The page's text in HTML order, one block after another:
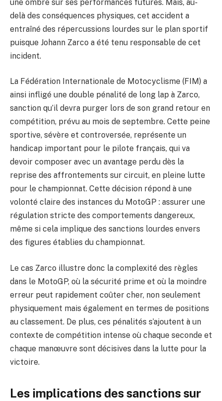
une ombre sur ses performances futures. Mais, au-
delà des conséquences physiques, cet accident a
entraîné des répercussions lourdes sur le plan sportif
puisque Johann Zarco a été tenu responsable de cet
incident.
La Fédération Internationale de Motocyclisme (FIM) a
ainsi infligé une double pénalité de long lap à Zarco,
sanction qu’il devra purger lors de son grand retour en
compétition, prévu au mois de septembre. Cette peine
sportive, sévère et controversée, représente un
handicap important pour le pilote français, qui va
devoir composer avec un avantage perdu dès la
reprise des affrontements sur circuit, en pleine lutte
pour le championnat. Cette décision répond à une
volonté claire des instances du MotoGP : assurer une
régulation stricte des comportements dangereux,
même si cela implique des sanctions lourdes envers
des figures établies du championnat.
Le cas Zarco illustre donc la complexité des règles
dans le MotoGP, où la sécurité prime et où la moindre
erreur peut rapidement coûter cher, non seulement
physiquement mais également en termes de positions
au classement. De plus, ces pénalités s’ajoutent à un
contexte de compétition intense où chaque seconde et
chaque manœuvre sont décisives dans la lutte pour la
victoire.
Les implications des sanctions sur